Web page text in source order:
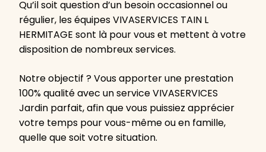
Qu’il soit question d’un besoin occasionnel ou
régulier, les équipes VIVASERVICES TAIN L
HERMITAGE sont là pour vous et mettent à votre
disposition de nombreux services.
Notre objectif ? Vous apporter une prestation
100% qualité avec un service VIVASERVICES
Jardin parfait, afin que vous puissiez apprécier
votre temps pour vous-même ou en famille,
quelle que soit votre situation.